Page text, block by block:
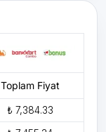
Toplam Fiyat
₺ 7,384.33